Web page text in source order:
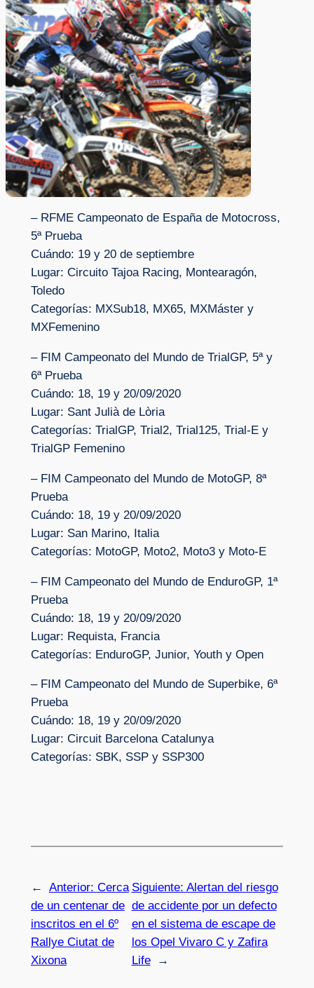
– RFME Campeonato de España de Motocross,
5ª Prueba
Cuándo: 19 y 20 de septiembre
Lugar: Circuito Tajoa Racing, Montearagón,
Toledo
Categorías: MXSub18, MX65, MXMáster y
MXFemenino
– FIM Campeonato del Mundo de TrialGP, 5ª y
6ª Prueba
Cuándo: 18, 19 y 20/09/2020
Lugar: Sant Julià de Lòria
Categorías: TrialGP, Trial2, Trial125, Trial-E y
TrialGP Femenino
– FIM Campeonato del Mundo de MotoGP, 8ª
Prueba
Cuándo: 18, 19 y 20/09/2020
Lugar: San Marino, Italia
Categorías: MotoGP, Moto2, Moto3 y Moto-E
– FIM Campeonato del Mundo de EnduroGP, 1ª
Prueba
Cuándo: 18, 19 y 20/09/2020
Lugar: Requista, Francia
Categorías: EnduroGP, Junior, Youth y Open
– FIM Campeonato del Mundo de Superbike, 6ª
Prueba
Cuándo: 18, 19 y 20/09/2020
Lugar: Circuit Barcelona Catalunya
Categorías: SBK, SSP y SSP300
← Anterior: Cerca
de un centenar de
inscritos en el 6º
Rallye Ciutat de
Xixona
Siguiente: Alertan del riesgo
de accidente por un defecto
en el sistema de escape de
los Opel Vivaro C y Zafira
Life
→